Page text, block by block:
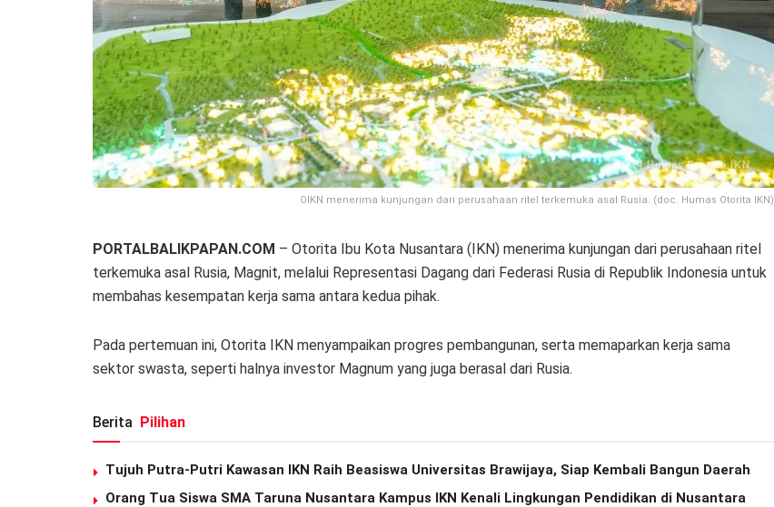
OIKN menerima kunjungan dari perusahaan ritel terkemuka asal Rusia. (doc. Humas Otorita IKN)
PORTALBALIKPAPAN.COM – Otorita Ibu Kota Nusantara (IKN) menerima kunjungan dari perusahaan ritel
terkemuka asal Rusia, Magnit, melalui Representasi Dagang dari Federasi Rusia di Republik Indonesia untuk
membahas kesempatan kerja sama antara kedua pihak.
Pada pertemuan ini, Otorita IKN menyampaikan progres pembangunan, serta memaparkan kerja sama
sektor swasta, seperti halnya investor Magnum yang juga berasal dari Rusia.
Berita Pilihan
Tujuh Putra-Putri Kawasan IKN Raih Beasiswa Universitas Brawijaya, Siap Kembali Bangun Daerah
Orang Tua Siswa SMA Taruna Nusantara Kampus IKN Kenali Lingkungan Pendidikan di Nusantara